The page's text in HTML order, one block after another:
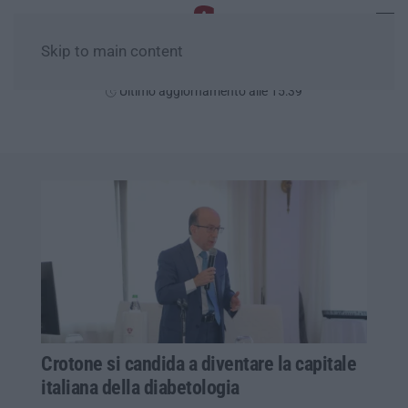
Skip to main content
Ultimo aggiornamento alle 15:39
Crotone si candida a diventare la capitale
italiana della diabetologia